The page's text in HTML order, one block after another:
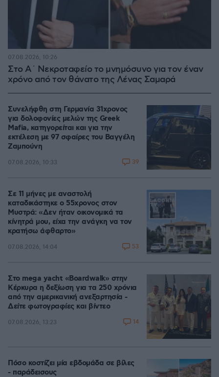
Στο Α΄ Νεκροταφείο το μνημόσυνο για τον έναν
χρόνο από τον θάνατο της Λένας Σαμαρά
07.08.2026, 10:26
Συνελήφθη στη Γερμανία 31χρονος
για δολοφονίες μελών της Greek
Mafia, κατηγορείται και για την
εκτέλεση με 97 σφαίρες του Βαγγέλη
Ζαμπούνη
07.08.2026, 10:33 39
Σε 11 μήνες με αναστολή
καταδικάστηκε ο 55χρονος στον
Μυστρά: «Δεν ήταν οικονομικά τα
κίνητρά μου, είχα την ανάγκη να τον
κρατήσω άφθαρτο»
07.08.2026, 14:04 53
Στο mega yacht «Boardwalk» στην
Κέρκυρα η δεξίωση για τα 250 χρόνια
από την αμερικανική ανεξαρτησία -
Δείτε φωτογραφίες και βίντεο
07.08.2026, 13:23 14
Πόσο κοστίζει μία εβδομάδα σε βίλες
- παράδεισους